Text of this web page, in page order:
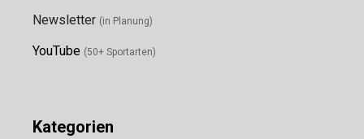
Newsletter (in Planung)
YouTube (50+ Sportarten)
Kategorien